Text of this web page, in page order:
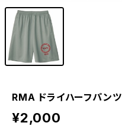
RMA ドライハーフパンツ
¥2,000